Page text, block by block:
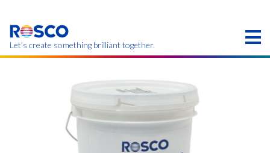
main
content
Let’s create something brilliant together.